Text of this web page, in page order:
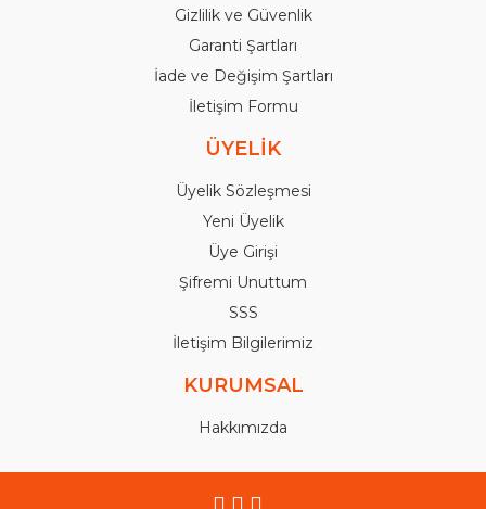
Gizlilik ve Güvenlik
Garanti Şartları
İade ve Değişim Şartları
İletişim Formu
ÜYELİK
Üyelik Sözleşmesi
Yeni Üyelik
Üye Girişi
Şifremi Unuttum
SSS
İletişim Bilgilerimiz
KURUMSAL
Hakkımızda